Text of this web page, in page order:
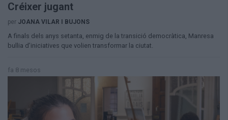
Créixer jugant
per JOANA VILAR I BUJONS
A finals dels anys setanta, enmig de la transició democràtica, Manresa
bullia d’iniciatives que volien transformar la ciutat.
fa 8 mesos